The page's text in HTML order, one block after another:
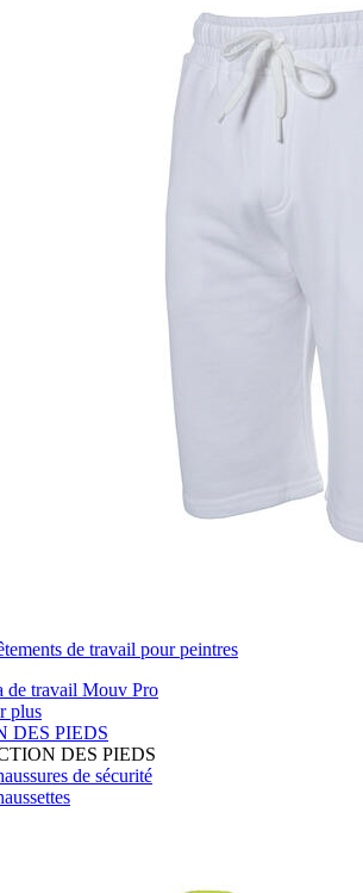
de travail pour peintres
de travail Mouv Pro
plus
DES PIEDS
DES PIEDS
de sécurité